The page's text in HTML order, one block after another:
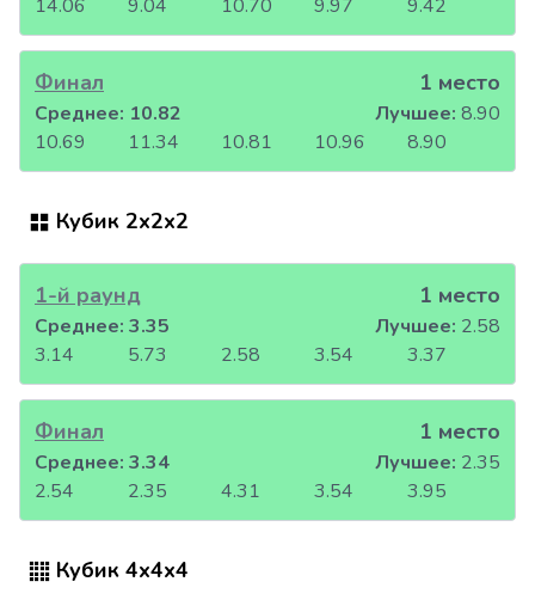
14.06 9.04 10.70 9.97 9.42
Финал 1 место
10.69 11.34 10.81 10.96 8.90
Среднее: 10.82 Лучшее: 8.90
Кубик 2x2x2
1-й раунд 1 место
3.14 5.73 2.58 3.54 3.37
Среднее: 3.35 Лучшее: 2.58
Финал 1 место
2.54 2.35 4.31 3.54 3.95
Среднее: 3.34 Лучшее: 2.35
Кубик 4x4x4